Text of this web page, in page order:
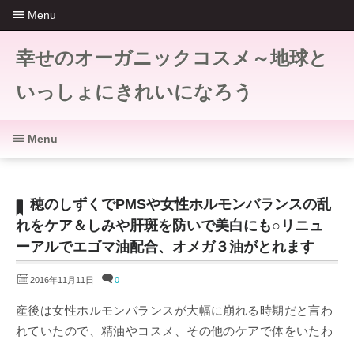
幸せのオーガニックコスメ～地球と
いっしょにきれいになろう
穂のしずくでPMSや女性ホルモンバランスの乱
れをケア＆しみや肝斑を防いで美白にも○リニュ
ーアルでエゴマ油配合、オメガ３油がとれます
2016年11月11日 0
産後は女性ホルモンバランスが大幅に崩れる時期だと言わ
れていたので、精油やコスメ、その他のケアで体をいたわ
Menu
Menu